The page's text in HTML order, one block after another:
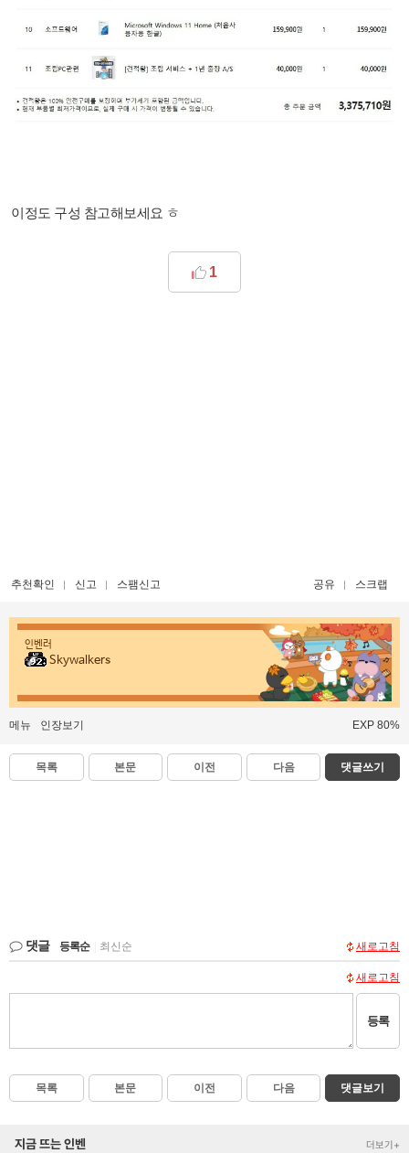
이정도 구성 참고해보세요 ㅎ
1
추천확인 신고 스팸신고 공유 스크랩
인벤러
Skywalkers
메뉴 인장보기 EXP 80%
목록 본문 이전 다음 댓글쓰기
댓글 등록순 최신순 새로고침
새로고침
등록
목록 본문 이전 다음 댓글보기
지금 뜨는 인벤 더보기+